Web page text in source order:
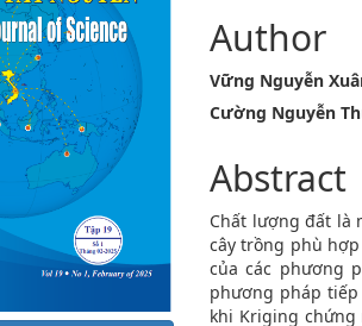
Author
Vững Nguyễn
Cường Nguyễn
Abstract
Chất lượng đất là
cây trồng phù
của các phương
phương pháp
khi Kriging chứng